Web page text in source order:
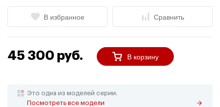
В избранное Сравнить
45 300 руб. В корзину
Это одна из моделей серии.
Посмотреть все модели